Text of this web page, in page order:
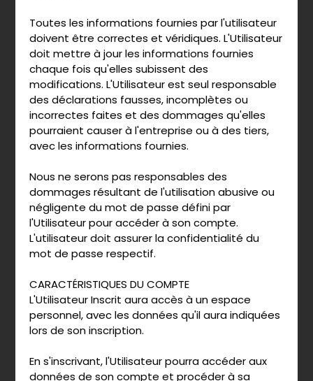
Toutes les informations fournies par l'utilisateur
doivent être correctes et véridiques. L'Utilisateur
doit mettre à jour les informations fournies
chaque fois qu'elles subissent des
modifications. L'Utilisateur est seul responsable
des déclarations fausses, incomplètes ou
incorrectes faites et des dommages qu'elles
pourraient causer à l'entreprise ou à des tiers,
avec les informations fournies.
Nous ne serons pas responsables des
dommages résultant de l'utilisation abusive ou
négligente du mot de passe défini par
l'Utilisateur pour accéder à son compte.
L'utilisateur doit assurer la confidentialité du
mot de passe respectif.
CARACTÉRISTIQUES DU COMPTE
L'Utilisateur Inscrit aura accès à un espace
personnel, avec les données qu'il aura indiquées
lors de son inscription.
En s'inscrivant, l'Utilisateur pourra accéder aux
données de son compte et procéder à sa